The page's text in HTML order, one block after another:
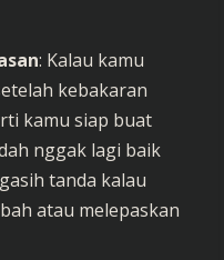
: Kalau kamu
kebakaran
kamu siap buat
nggak lagi baik
tanda kalau
atau melepaskan